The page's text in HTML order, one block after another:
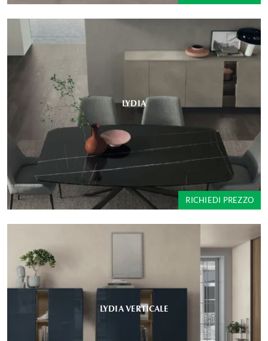
LYDIA
RICHIEDI PREZZO
LYDIA VERTICALE